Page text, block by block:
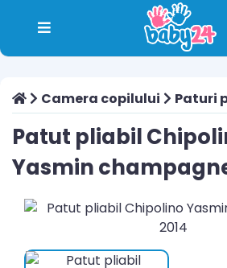
Camera copilului Paturi
Patut pliabil
Yasmin